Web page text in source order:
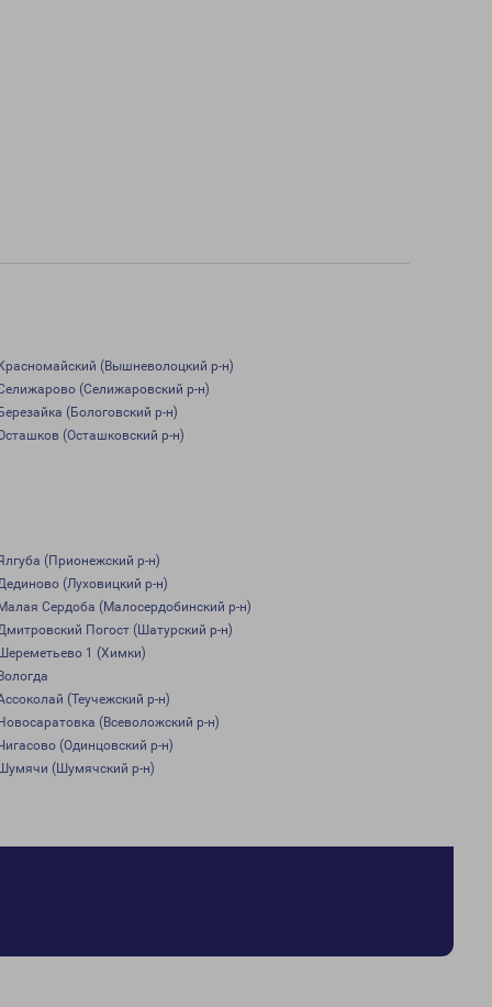
(Вышневолоцкий р-н)
(Селижаровский р-н)
(Бологовский р-н)
(Осташковский р-н)
(Прионежский р-н)
(Луховицкий р-н)
Сердоба (Малосердобинский р-н)
Погост (Шатурский р-н)
1 (Химки)
(Теучежский р-н)
(Всеволожский р-н)
(Одинцовский р-н)
(Шумячский р-н)